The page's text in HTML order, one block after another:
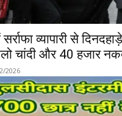
व्यापारी से
चांदी और 40 हजार
2026